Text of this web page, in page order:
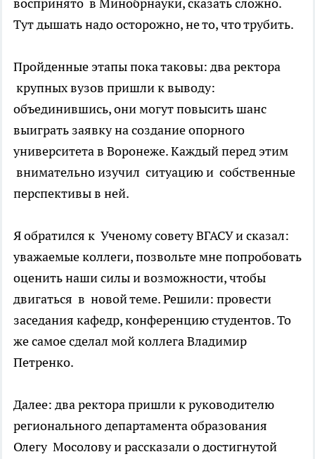
Тут дышать надо осторожно, не то, что трубить.
Пройденные этапы пока таковы: два ректора
крупных вузов пришли к выводу:
объединившись, они могут повысить шанс
выиграть заявку на создание опорного
университета в Воронеже. Каждый перед этим
внимательно изучил ситуацию и собственные
перспективы в ней.
Я обратился к Ученому совету ВГАСУ и сказал:
уважаемые коллеги, позвольте мне попробовать
оценить наши силы и возможности, чтобы
двигаться в новой теме. Решили: провести
заседания кафедр, конференцию студентов. То
же самое сделал мой коллега Владимир
Петренко.
Далее: два ректора пришли к руководителю
регионального департамента образования
Олегу Мосолову и рассказали о достигнутой